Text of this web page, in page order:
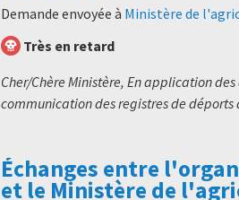
Demande envoyée à Ministère de
Très en retard
Cher/Chère Ministère, En application
communication des registres de déports
Échanges entre
et le Ministère de